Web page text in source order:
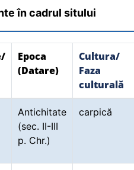
în cadrul sitului
Epoca
(Datare)
Cultura/
Faza
culturală
Antichitate
(sec. II-III
p. Chr.)
carpică